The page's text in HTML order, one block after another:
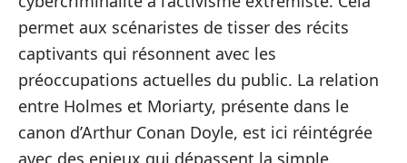
permet aux scénaristes de tisser des récits
captivants qui résonnent avec les
préoccupations actuelles du public. La relation
entre Holmes et Moriarty, présente dans le
canon d’Arthur Conan Doyle, est ici réintégrée
avec des enjeux qui dépassent la simple